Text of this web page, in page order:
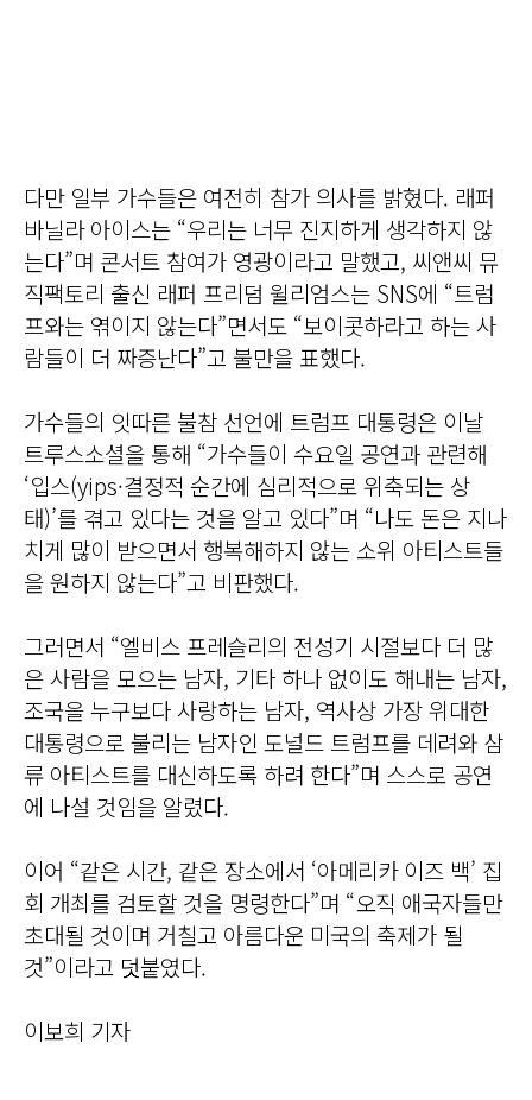
다만 일부 가수들은 여전히 참가 의사를 밝혔다. 래퍼
바닐라 아이스는 “우리는 너무 진지하게 생각하지 않
는다”며 콘서트 참여가 영광이라고 말했고, 씨앤씨 뮤
직팩토리 출신 래퍼 프리덤 윌리엄스는 SNS에 “트럼
프와는 엮이지 않는다”면서도 “보이콧하라고 하는 사
람들이 더 짜증난다”고 불만을 표했다.
가수들의 잇따른 불참 선언에 트럼프 대통령은 이날
트루스소셜을 통해 “가수들이 수요일 공연과 관련해
‘입스(yips·결정적 순간에 심리적으로 위축되는 상
태)’를 겪고 있다는 것을 알고 있다”며 “나도 돈은 지나
치게 많이 받으면서 행복해하지 않는 소위 아티스트들
을 원하지 않는다”고 비판했다.
그러면서 “엘비스 프레슬리의 전성기 시절보다 더 많
은 사람을 모으는 남자, 기타 하나 없이도 해내는 남자,
조국을 누구보다 사랑하는 남자, 역사상 가장 위대한
대통령으로 불리는 남자인 도널드 트럼프를 데려와 삼
류 아티스트를 대신하도록 하려 한다”며 스스로 공연
에 나설 것임을 알렸다.
이어 “같은 시간, 같은 장소에서 ‘아메리카 이즈 백’ 집
회 개최를 검토할 것을 명령한다”며 “오직 애국자들만
초대될 것이며 거칠고 아름다운 미국의 축제가 될
것”이라고 덧붙였다.
이보희 기자